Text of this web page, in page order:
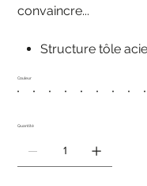
convaincre...
Structure tôle
Couleur
Quantité